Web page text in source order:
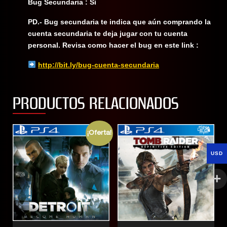
Bug Secundaria : Sí
PD.- Bug secundaria te indica que aún comprando la
cuenta secundaria te deja jugar con tu cuenta
personal. Revisa como hacer el bug en este link :
http://bit.ly/bug-cuenta-secundaria
PRODUCTOS RELACIONADOS
¡Oferta!
USD